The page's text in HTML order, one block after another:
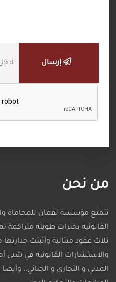
إرسال
من نحن
تتمتع مؤسسة لقمان للمحاماة
القانونيه بخبرات طويلة متراكمة
ثلاث عقود متتالية وأثبتت
والاستشارات القانونية في شتى
المدني و التجاري و الجنائي..